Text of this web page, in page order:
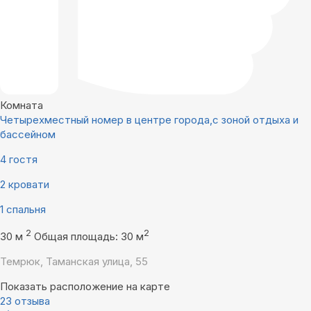
Комната
Четырехместный номер в центре города,с зоной отдыха и
бассейном
4 гостя
2 кровати
1 спальня
30 м 2 Общая площадь: 30 м2
Темрюк, Таманская улица, 55
Показать расположение на карте
23 отзыва